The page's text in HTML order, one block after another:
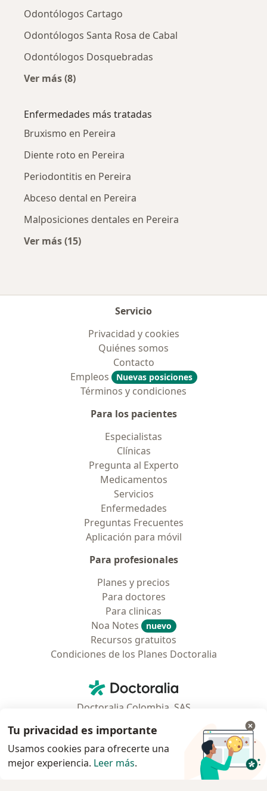
Odontólogos Cartago
Odontólogos Santa Rosa de Cabal
Odontólogos Dosquebradas
Ver más (8)
Enfermedades más tratadas
Bruxismo en Pereira
Diente roto en Pereira
Periodontitis en Pereira
Abceso dental en Pereira
Malposiciones dentales en Pereira
Ver más (15)
Servicio
Privacidad y cookies
Quiénes somos
Contacto
Empleos
Nuevas posiciones
Términos y condiciones
Para los pacientes
Especialistas
Clínicas
Pregunta al Experto
Medicamentos
Servicios
Enfermedades
Preguntas Frecuentes
Aplicación para móvil
Para profesionales
Planes y precios
Para doctores
Para clinicas
Noa Notes
nuevo
Recursos gratuitos
Condiciones de los Planes Doctoralia
Doctoralia - Página de inicio
Doctoralia Colombia, SAS
Municipio: Bogotá D.C., Colombia
Tu privacidad es importante
Usamos cookies para ofrecerte una
mejor experiencia. Leer más.